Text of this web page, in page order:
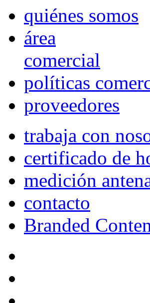
quiénes somos
área
comercial
políticas
proveedores
trabaja con
certificado de
medición
contacto
Branded